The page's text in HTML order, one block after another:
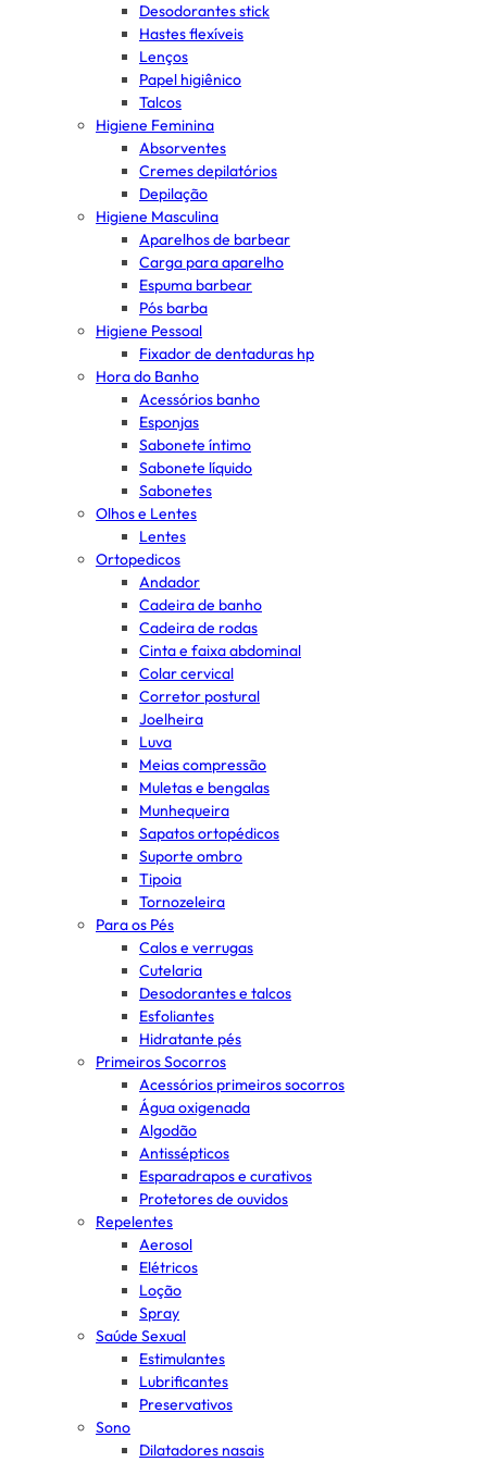
Desodorantes stick
Hastes flexíveis
Lenços
Papel higiênico
Talcos
Higiene Feminina
Absorventes
Cremes depilatórios
Depilação
Higiene Masculina
Aparelhos de barbear
Carga para aparelho
Espuma barbear
Pós barba
Higiene Pessoal
Fixador de dentaduras hp
Hora do Banho
Acessórios banho
Esponjas
Sabonete íntimo
Sabonete líquido
Sabonetes
Olhos e Lentes
Lentes
Ortopedicos
Andador
Cadeira de banho
Cadeira de rodas
Cinta e faixa abdominal
Colar cervical
Corretor postural
Joelheira
Luva
Meias compressão
Muletas e bengalas
Munhequeira
Sapatos ortopédicos
Suporte ombro
Tipoia
Tornozeleira
Para os Pés
Calos e verrugas
Cutelaria
Desodorantes e talcos
Esfoliantes
Hidratante pés
Primeiros Socorros
Acessórios primeiros socorros
Água oxigenada
Algodão
Antissépticos
Esparadrapos e curativos
Protetores de ouvidos
Repelentes
Aerosol
Elétricos
Loção
Spray
Saúde Sexual
Estimulantes
Lubrificantes
Preservativos
Sono
Dilatadores nasais